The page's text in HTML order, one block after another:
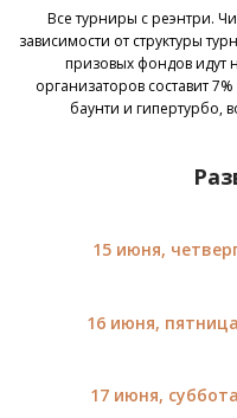
Все турниры с реэнтри.
зависимости от структуры
призовых фондов идут
организаторов составит
баунти и гипертурбо,
15 июня,
16 июня, пятница
17 июня, суббота